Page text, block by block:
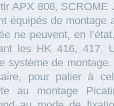
APX 806, SCROME
équipés de montage
ne peuvent, en
les HK 416, 417,
système de
pour palier à
au montage